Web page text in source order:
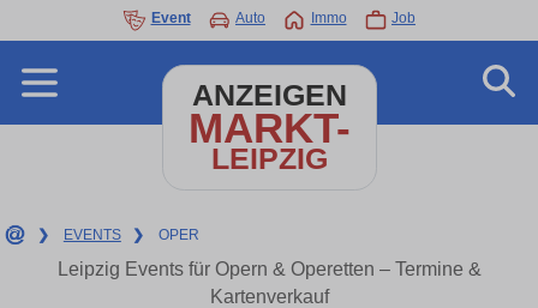
Event Auto Immo Job
ANZEIGEN
MARKT-
LEIPZIG
❯ EVENTS ❯ OPER
Leipzig Events für Opern & Operetten – Termine &
Kartenverkauf